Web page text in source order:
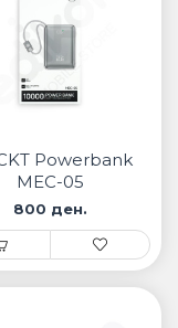
Powerbank
MEC-05
800 ден.